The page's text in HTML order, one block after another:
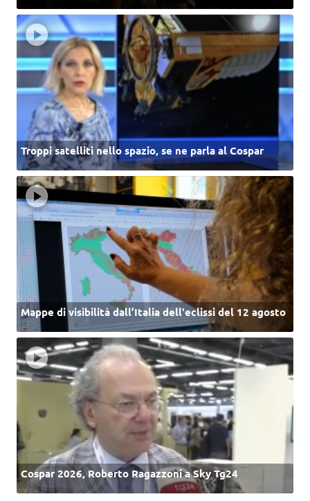
Troppi satelliti nello spazio, se ne parla al Cospar
Mappe di visibilità dall’Italia dell'eclissi del 12 agosto
Cospar 2026, Roberto Ragazzoni a Sky Tg24